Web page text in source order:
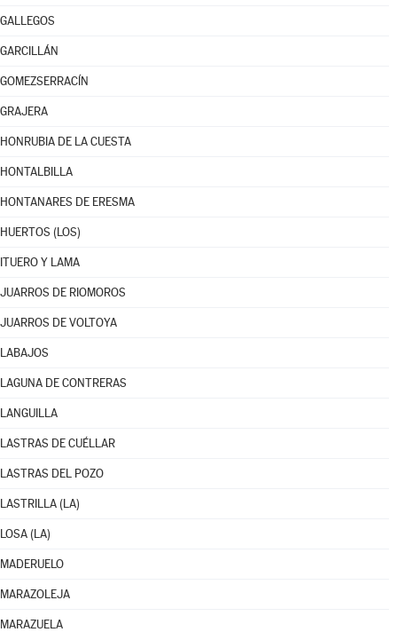
GALLEGOS
GARCILLÁN
GOMEZSERRACÍN
GRAJERA
HONRUBIA DE LA CUESTA
HONTALBILLA
HONTANARES DE ERESMA
HUERTOS (LOS)
ITUERO Y LAMA
JUARROS DE RIOMOROS
JUARROS DE VOLTOYA
LABAJOS
LAGUNA DE CONTRERAS
LANGUILLA
LASTRAS DE CUÉLLAR
LASTRAS DEL POZO
LASTRILLA (LA)
LOSA (LA)
MADERUELO
MARAZOLEJA
MARAZUELA